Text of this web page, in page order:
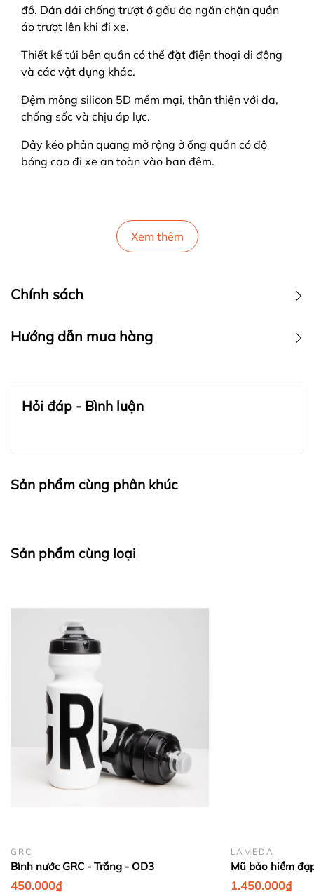
đồ. Dán dải chống trượt ở gấu áo ngăn chặn quần
áo trượt lên khi đi xe.
Thiết kế túi bên quần có thể đặt điện thoại di động
và các vật dụng khác.
Đệm mông silicon 5D mềm mại, thân thiện với da,
chống sốc và chịu áp lực.
Dây kéo phản quang mở rộng ở ống quần có độ
bóng cao đi xe an toàn vào ban đêm.
Xem thêm
Chính sách
1. Thu thập thông tin cá nhân
Hướng dẫn mua hàng
Hỏi đáp - Bình luận
Sản phẩm cùng phân khúc
Sản phẩm cùng loại
GRC
Bình nước GRC - Trắng - OD3
450.000₫
LAMEDA
1.450.000₫